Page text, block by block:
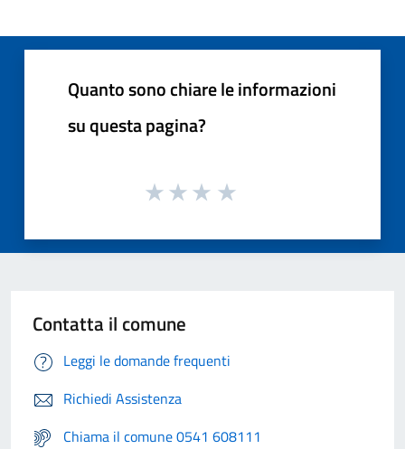
Quanto sono chiare le informazioni
su questa pagina?
Contatta il comune
Leggi le domande frequenti
Richiedi Assistenza
Chiama il comune 0541 608111